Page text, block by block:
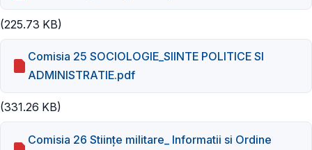
(225.73 KB)
Comisia 25 SOCIOLOGIE_SIINTE POLITICE SI
ADMINISTRATIE.pdf
(331.26 KB)
Comisia 26 Stiințe militare_ Informatii si Ordine